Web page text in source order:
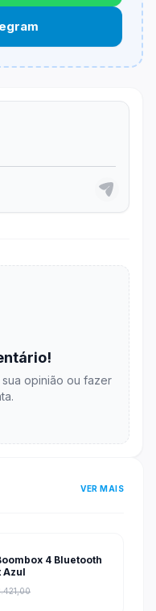
opinião ou fazer
VER MAIS
4 Bluetooth
Azul